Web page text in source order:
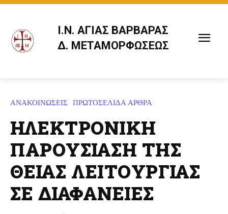
Ι.Ν. ΑΓΙΑΣ ΒΑΡΒΑΡΑΣ
Δ. ΜΕΤΑΜΟΡΦΩΣΕΩΣ
ΑΝΑΚΟΙΝΩΣΕΙΣ ΠΡΩΤΟΣΕΛΙΔΑ ΑΡΘΡΑ
ΗΛΕΚΤΡΟΝΙΚΗ
ΠΑΡΟΥΣΙΑΣΗ ΤΗΣ
ΘΕΙΑΣ ΛΕΙΤΟΥΡΓΙΑΣ
ΣΕ ΔΙΑΦΑΝΕΙΕΣ